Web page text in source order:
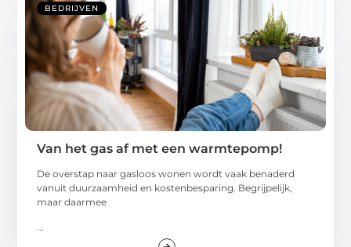
BEDRIJVEN
Van het gas af met een warmtepomp!
De overstap naar gasloos wonen wordt vaak benaderd
vanuit duurzaamheid en kostenbesparing. Begrijpelijk,
maar daarmee
...